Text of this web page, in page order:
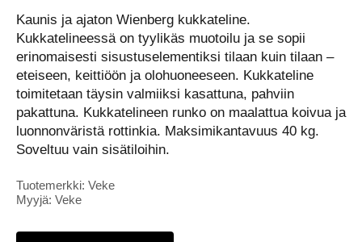
Kaunis ja ajaton Wienberg kukkateline.
Kukkatelineessä on tyylikäs muotoilu ja se sopii
erinomaisesti sisustuselementiksi tilaan kuin tilaan –
eteiseen, keittiöön ja olohuoneeseen. Kukkateline
toimitetaan täysin valmiiksi kasattuna, pahviin
pakattuna. Kukkatelineen runko on maalattua koivua ja
luonnonväristä rottinkia. Maksimikantavuus 40 kg.
Soveltuu vain sisätiloihin.
Tuotemerkki: Veke
Myyjä: Veke